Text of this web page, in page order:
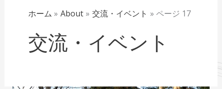
ホーム About 交流・イベント ページ 17
交流・イベント